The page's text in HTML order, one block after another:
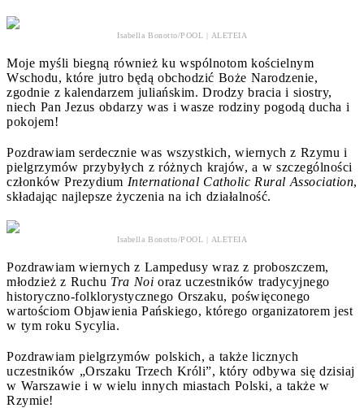
Isabella Bonotto/POOL | ALETEIA
Moje myśli biegną również ku wspólnotom kościelnym
Wschodu, które jutro będą obchodzić Boże Narodzenie,
zgodnie z kalendarzem juliańskim. Drodzy bracia i siostry,
niech Pan Jezus obdarzy was i wasze rodziny pogodą ducha i
pokojem!
Pozdrawiam serdecznie was wszystkich, wiernych z Rzymu i
pielgrzymów przybyłych z różnych krajów, a w szczególności
członków Prezydium International Catholic Rural Association,
składając najlepsze życzenia na ich działalność.
Isabella Bonotto/POOL | ALETEIA
Pozdrawiam wiernych z Lampedusy wraz z proboszczem,
młodzież z Ruchu Tra Noi oraz uczestników tradycyjnego
historyczno-folklorystycznego Orszaku, poświęconego
wartościom Objawienia Pańskiego, którego organizatorem jest
w tym roku Sycylia.
Pozdrawiam pielgrzymów polskich, a także licznych
uczestników „Orszaku Trzech Króli”, który odbywa się dzisiaj
w Warszawie i w wielu innych miastach Polski, a także w
Rzymie!